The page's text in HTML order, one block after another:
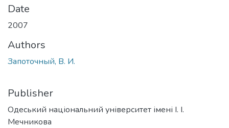
Date
2007
Authors
Запоточный, В. И.
Publisher
Одеський національний університет імені І. І.
Мечникова